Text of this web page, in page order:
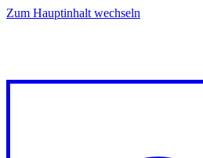
Zum Hauptinhalt wechseln